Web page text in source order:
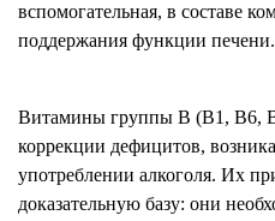
вспомогательная, в составе
поддержания функции печени.
Витамины группы B (B1, B6,
коррекции дефицитов,
употреблении алкоголя. Их
доказательную базу: они